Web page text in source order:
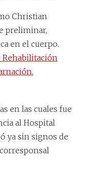
Christian
preliminar,
en el cuerpo.
Rehabilitación
,
en las cuales fue
al Hospital
ya sin signos de